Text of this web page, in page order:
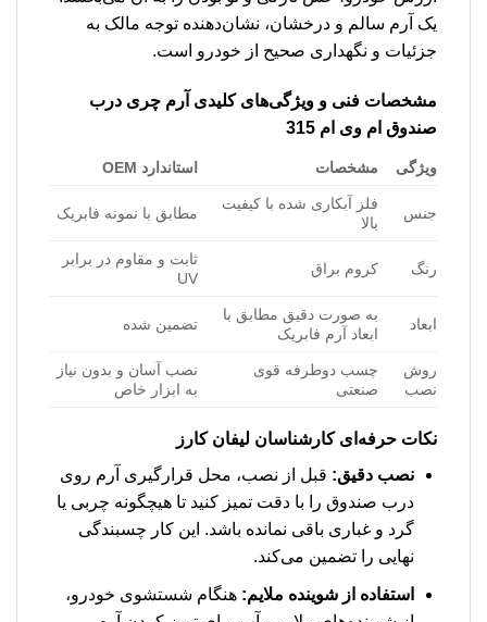
یک آرم سالم و درخشان، نشان‌دهنده توجه مالک به
جزئیات و نگهداری صحیح از خودرو است.
مشخصات فنی و ویژگی‌های کلیدی آرم چری درب
صندوق ام وی ام 315
ویژگی مشخصات استاندارد OEM
جنس
فلز آبکاری شده با کیفیت
بالا
مطابق با نمونه فابریک
رنگ کروم براق
ثابت و مقاوم در برابر
UV
ابعاد
به صورت دقیق مطابق با
ابعاد آرم فابریک
تضمین شده
روش
نصب
چسب دوطرفه قوی
صنعتی
نصب آسان و بدون نیاز
به ابزار خاص
نکات حرفه‌ای کارشناسان لیفان کارز
نصب دقیق: قبل از نصب، محل قرارگیری آرم روی
درب صندوق را با دقت تمیز کنید تا هیچگونه چربی یا
گرد و غباری باقی نمانده باشد. این کار چسبندگی
نهایی را تضمین می‌کند.
استفاده از شوینده ملایم: هنگام شستشوی خودرو،